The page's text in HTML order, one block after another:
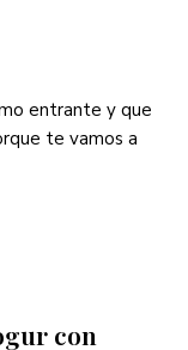
entrante y que
te vamos a
con